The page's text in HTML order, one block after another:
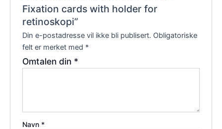
Fixation cards with holder for
retinoskopi”
Din e-postadresse vil ikke bli publisert. Obligatoriske
felt er merket med *
Omtalen din *
Navn *